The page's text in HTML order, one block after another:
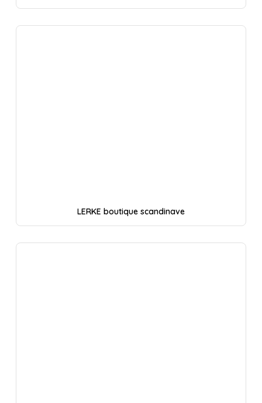
LERKE boutique scandinave